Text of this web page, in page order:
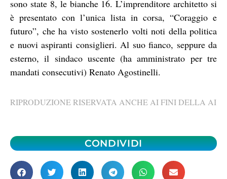
sono state 8, le bianche 16. L’imprenditore architetto si
è presentato con l’unica lista in corsa, “Coraggio e
futuro”, che ha visto sostenerlo volti noti della politica
e nuovi aspiranti consiglieri. Al suo fianco, seppure da
esterno, il sindaco uscente (ha amministrato per tre
mandati consecutivi) Renato Agostinelli.
RIPRODUZIONE RISERVATA ANCHE AI FINI DELLA AI
CONDIVIDI